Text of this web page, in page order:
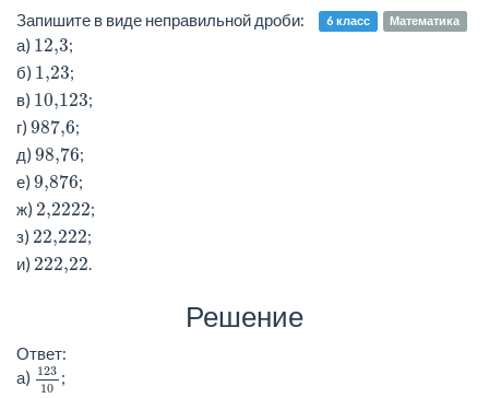
6 класс Математика
Запишите в виде неправильной дроби:
а) 12,3;
б) 1,23;
в) 10,123;
г) 987,6;
д) 98,76;
е) 9,876;
ж) 2,2222;
з) 22,222;
и) 222,22
Решение
Ответ:
а) 123
10
123
;